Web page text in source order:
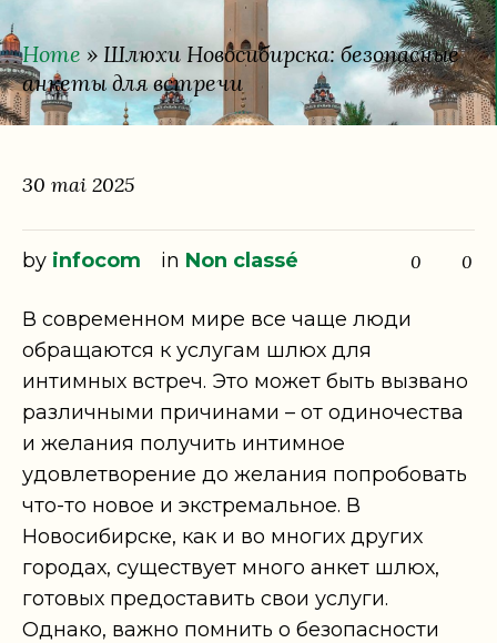
Home » Шлюхи Новосибирска: безопасные
анкеты для встречи
30 mai 2025
by infocom in Non classé 0 0
В современном мире все чаще люди
обращаются к услугам шлюх для
интимных встреч. Это может быть вызвано
различными причинами – от одиночества
и желания получить интимное
удовлетворение до желания попробовать
что-то новое и экстремальное. В
Новосибирске, как и во многих других
городах, существует много анкет шлюх,
готовых предоставить свои услуги.
Однако, важно помнить о безопасности